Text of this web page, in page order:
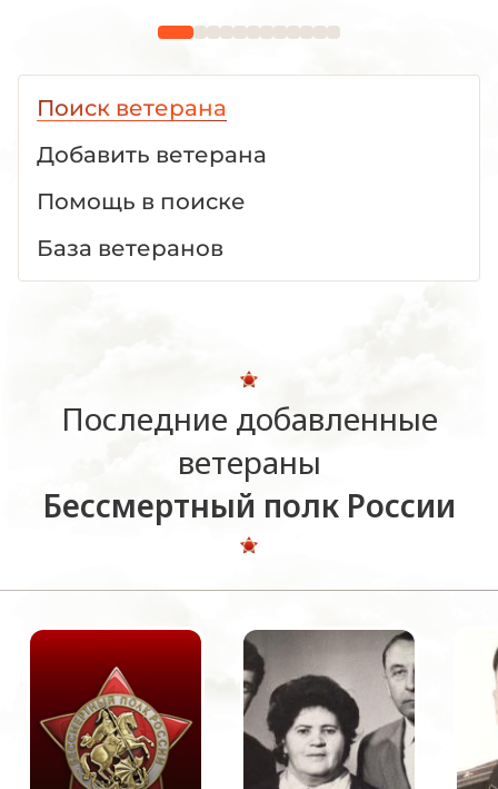
Поиск ветерана
Добавить ветерана
Помощь в поиске
База ветеранов
Последние добавленные
ветераны
Бессмертный полк России